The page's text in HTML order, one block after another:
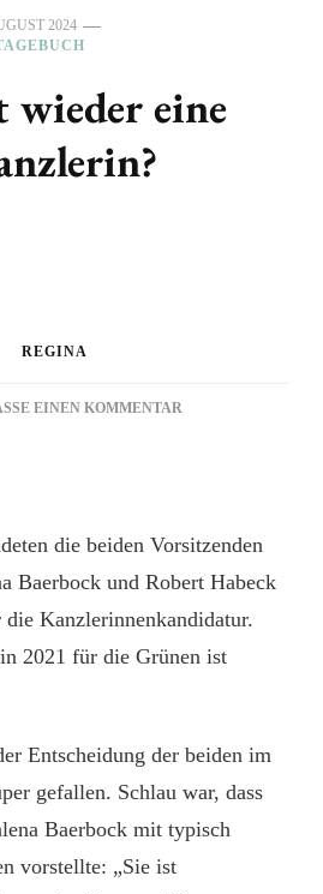
2024
wieder eine
REGINA
EINEN KOMMENTAR
die beiden Vorsitzenden
Baerbock und Robert Habeck
Kanzlerinnenkandidatur.
2021 für die Grünen ist
Entscheidung der beiden im
gefallen. Schlau war, dass
Baerbock mit typisch
vorstellte: „Sie ist